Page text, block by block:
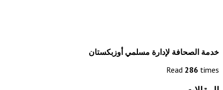
خدمة الصحافة لإدارة مسلمي أوزبكستان
Read 286 times